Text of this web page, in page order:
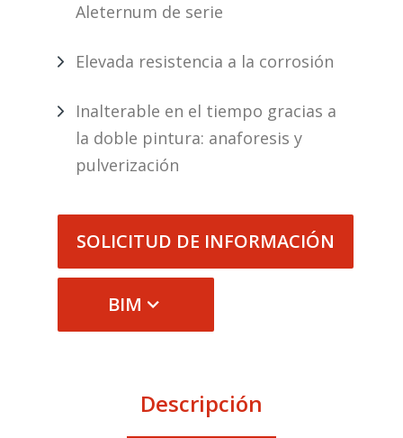
Aleternum de serie
Elevada resistencia a la corrosión
Inalterable en el tiempo gracias a
la doble pintura: anaforesis y
pulverización
SOLICITUD DE INFORMACIÓN
BIM
Descripción